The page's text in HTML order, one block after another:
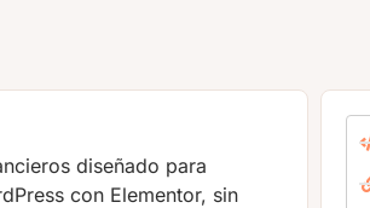
diseñado para
con Elementor, sin